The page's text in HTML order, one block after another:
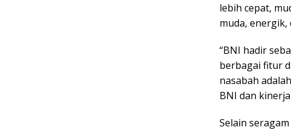
lebih cepat,
muda, energik,
“BNI hadir
berbagai fitur
nasabah
BNI dan
Selain